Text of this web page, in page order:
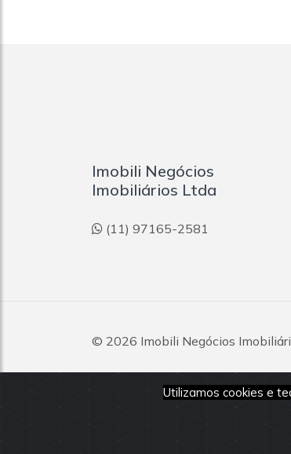
Utilizamos cookies e
Imobili Negócios
Imobiliários Ltda
(11) 97165-2581
© 2026 Imobili Negócios